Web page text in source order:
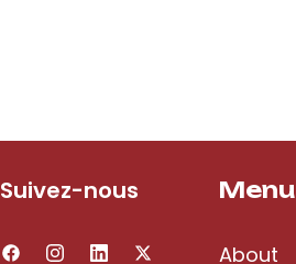
Suivez-nous Menu
About